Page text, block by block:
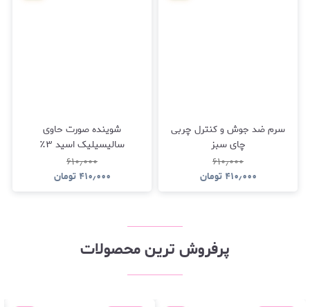
سرم ضد جوش و کنترل چربی
چای سبز
۶۱۰٫۰۰۰
۴۱۰٫۰۰۰ تومان
شوینده صورت حاوی
سالیسیلیک اسید ۳٪
۶۱۰٫۰۰۰
۴۱۰٫۰۰۰ تومان
پرفروش ترین محصولات